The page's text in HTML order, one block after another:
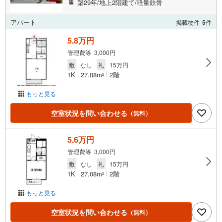
築29年/地上2階建て/軽量鉄骨
アパート 掲載物件 5件
もっと見る
5.8万円
管理費等 3,000円
敷
なし 礼 15万円
1K 27.08m2 2階
空室状況を問い合わせる （無料）
もっと見る
5.6万円
管理費等 3,000円
敷
なし 礼 15万円
1K 27.08m2 2階
空室状況を問い合わせる （無料）